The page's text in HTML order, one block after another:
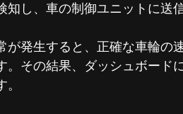
し、車の制御ユニットに送
が発生すると、正確な車輪の
。その結果、ダッシュボード